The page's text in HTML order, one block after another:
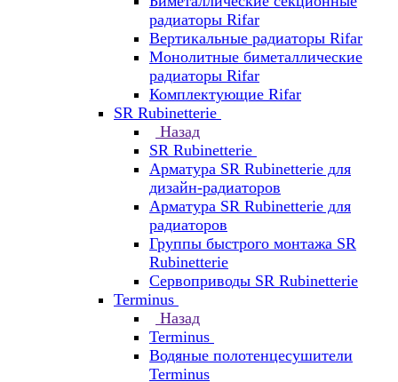
радиаторы Rifar
Вертикальные радиаторы Rifar
Монолитные биметаллические
радиаторы Rifar
Комплектующие Rifar
SR Rubinetterie
Назад
SR Rubinetterie
Арматура SR Rubinetterie для
дизайн-радиаторов
Арматура SR Rubinetterie для
радиаторов
Группы быстрого монтажа SR
Rubinetterie
Сервоприводы SR Rubinetterie
Terminus
Назад
Terminus
Водяные полотенцесушители
Terminus